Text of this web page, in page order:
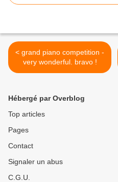
< grand piano competition -
very wonderful. bravo !
Hébergé par Overblog
Top articles
Pages
Contact
Signaler un abus
C.G.U.